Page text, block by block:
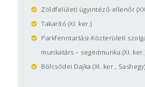
Zöldfelületi ügyintéző-ellenőr
Takarító (XI. ker.)
Parkfenntartási-Közterületi
munkatárs – segédmunka (XI.
Bölcsődei Dajka (XI. ker., Sashegy)